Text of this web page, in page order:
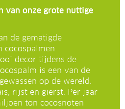
van onze grote nuttige
de gematigde
cocospalmen
decor tijdens de
is een van de
op de wereld.
rijst en gierst. Per jaar
ton cocosnoten